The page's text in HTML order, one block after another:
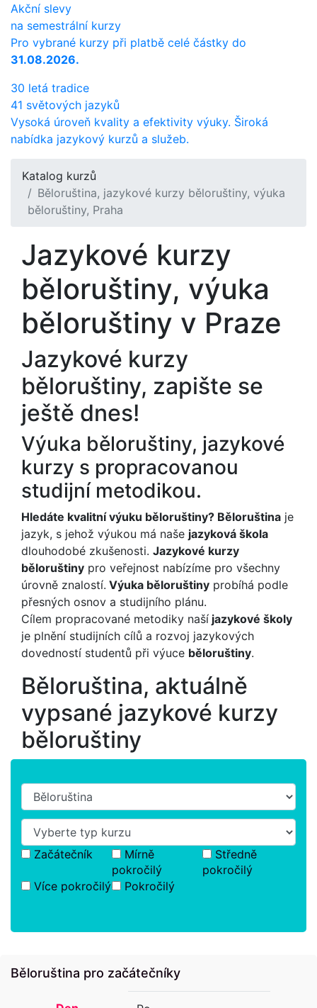
Akční slevy
na semestrální kurzy
Pro vybrané kurzy při platbě celé částky do
31.08.2026.
30 letá tradice
41 světových jazyků
Vysoká úroveň kvality a efektivity výuky. Široká
nabídka jazykový kurzů a služeb.
Katalog kurzů
Běloruština, jazykové kurzy běloruštiny, výuka
běloruštiny, Praha
Jazykové kurzy
běloruštiny, výuka
běloruštiny v Praze
Jazykové kurzy
běloruštiny, zapište se
ještě dnes!
Výuka běloruštiny, jazykové
kurzy s propracovanou
studijní metodikou.
Hledáte kvalitní výuku běloruštiny? Běloruština je
jazyk, s jehož výukou má naše jazyková škola
dlouhodobé zkušenosti. Jazykové kurzy
běloruštiny pro veřejnost nabízíme pro všechny
úrovně znalostí. Výuka běloruštiny probíhá podle
přesných osnov a studijního plánu.
Cílem propracované metodiky naší jazykové školy
je plnění studijních cílů a rozvoj jazykových
dovedností studentů při výuce běloruštiny.
Běloruština, aktuálně
vypsané jazykové kurzy
běloruštiny
Začátečník
Mírně
pokročilý
Středně
pokročilý
Více pokročilý
Pokročilý
Běloruština pro začátečníky